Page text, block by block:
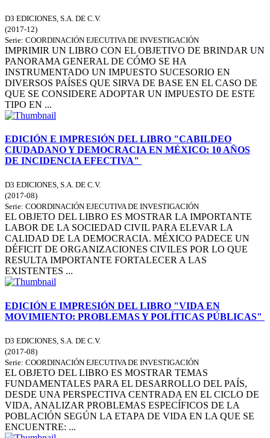
D3 EDICIONES, S.A. DE C.V.
(2017-12)
Serie: COORDINACIÓN EJECUTIVA DE INVESTIGACIÓN
IMPRIMIR UN LIBRO CON EL OBJETIVO DE BRINDAR UN
PANORAMA GENERAL DE CÓMO SE HA
INSTRUMENTADO UN IMPUESTO SUCESORIO EN
DIVERSOS PAÍSES QUE SIRVA DE BASE EN EL CASO DE
QUE SE CONSIDERE ADOPTAR UN IMPUESTO DE ESTE
TIPO EN ...
EDICIÓN E IMPRESIÓN DEL LIBRO "CABILDEO
CIUDADANO Y DEMOCRACIA EN MÉXICO: 10 AÑOS
DE INCIDENCIA EFECTIVA"
D3 EDICIONES, S.A. DE C.V.
(2017-08)
Serie: COORDINACIÓN EJECUTIVA DE INVESTIGACIÓN
EL OBJETO DEL LIBRO ES MOSTRAR LA IMPORTANTE
LABOR DE LA SOCIEDAD CIVIL PARA ELEVAR LA
CALIDAD DE LA DEMOCRACIA. MÉXICO PADECE UN
DÉFICIT DE ORGANIZACIONES CIVILES POR LO QUE
RESULTA IMPORTANTE FORTALECER A LAS
EXISTENTES ...
EDICIÓN E IMPRESIÓN DEL LIBRO "VIDA EN
MOVIMIENTO: PROBLEMAS Y POLÍTICAS PÚBLICAS"
D3 EDICIONES, S.A. DE C.V.
(2017-08)
Serie: COORDINACIÓN EJECUTIVA DE INVESTIGACIÓN
EL OBJETO DEL LIBRO ES MOSTRAR TEMAS
FUNDAMENTALES PARA EL DESARROLLO DEL PAÍS,
DESDE UNA PERSPECTIVA CENTRADA EN EL CICLO DE
VIDA, ANALIZAR PROBLEMAS ESPECÍFICOS DE LA
POBLACIÓN SEGÚN LA ETAPA DE VIDA EN LA QUE SE
ENCUENTRE: ...